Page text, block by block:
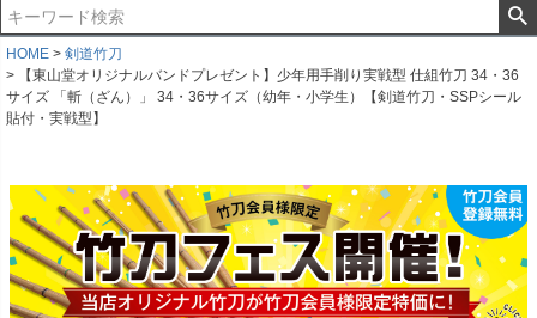
HOME
剣道竹刀
【東山堂オリジナルバンドプレゼント】少年用手削り実戦型 仕組竹刀 34・36
サイズ 「斬（ざん）」 34・36サイズ（幼年・小学生）【剣道竹刀・SSPシール
貼付・実戦型】